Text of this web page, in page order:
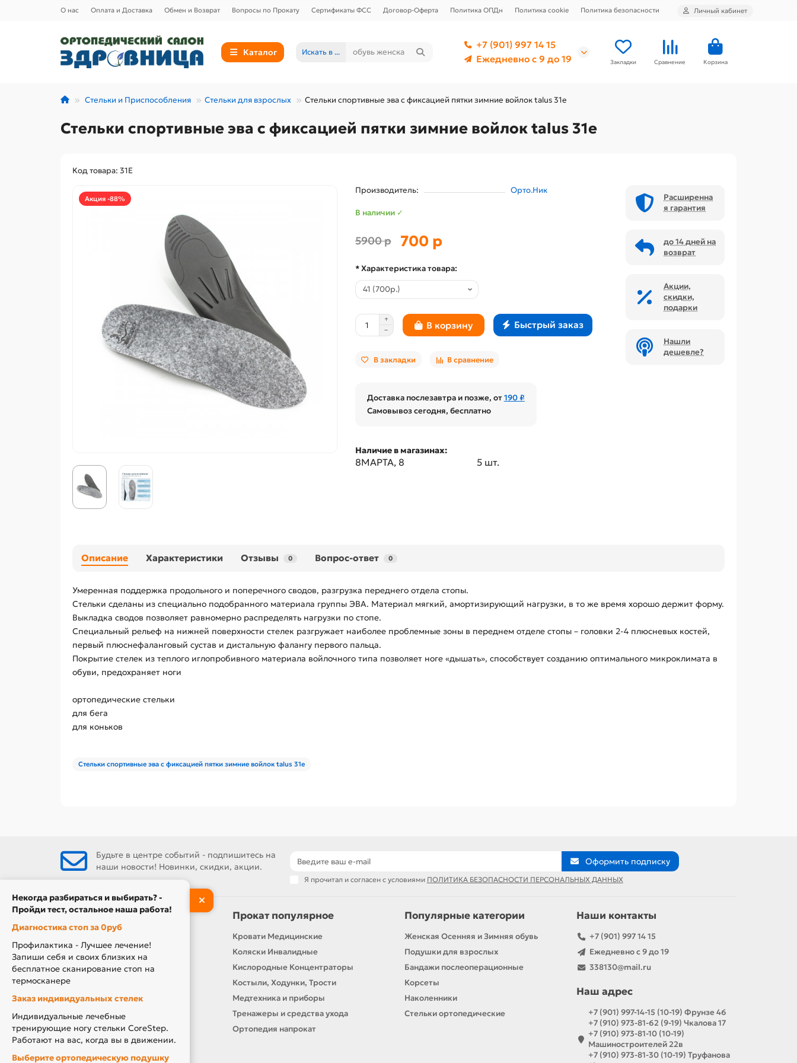
О нас Оплата и Доставка Обмен и Возврат Вопросы по Прокату Сертификаты ФСС Договор-Оферта Политика ОПДн Политика cookie Политика безопасности Личный кабинет
Каталог Искать в ...
+7 (901) 997 14 15
Ежедневно с 9 до 19
Закладки Сравнение Корзина
Стельки и Приспособления Стельки для взрослых Стельки спортивные эва с фиксацией пятки зимние войлок talus 31е
Стельки спортивные эва с фиксацией пятки зимние войлок talus 31е
Код товара: 31Е
Акция -88%
Производитель: Орто.Ник
В наличии ✓
5900 р 700 р
* Характеристика товара:
В корзину Быстрый заказ
В закладки В сравнение
Доставка послезавтра и позже, от190 ₽
Самовывоз сегодня, бесплатно
Наличие в магазинах:
8МАРТА, 8 5 шт.
Расширенна
я гарантия
до 14 дней на
возврат
Акции,
скидки,
подарки
Нашли
дешевле?
Описание Характеристики Отзывы 0 Вопрос-ответ 0
Умеренная поддержка продольного и поперечного сводов, разгрузка переднего отдела стопы.
Стельки сделаны из специально подобранного материала группы ЭВА. Материал мягкий, амортизирующий нагрузки, в то же время хорошо держит форму.
Выкладка сводов позволяет равномерно распределять нагрузки по стопе.
Специальный рельеф на нижней поверхности стелек разгружает наиболее проблемные зоны в переднем отделе стопы – головки 2-4 плюсневых костей,
первый плюснефаланговый сустав и дистальную фалангу первого пальца.
Покрытие стелек из теплого иглопробивного материала войлочного типа позволяет ноге «дышать», способствует созданию оптимального микроклимата в
обуви, предохраняет ноги
ортопедические стельки
для бега
для коньков
Стельки спортивные эва с фиксацией пятки зимние войлок talus 31е
Будьте в центре событий - подпишитесь на
наши новости! Новинки, скидки, акции.
Оформить подписку
Я прочитал и согласен с условиями ПОЛИТИКА БЕЗОПАСНОСТИ ПЕРСОНАЛЬНЫХ ДАННЫХ
Информация
О нас
Производители
Новости
Оплата и доставка
Подарочный сертификат
Товары по Акции
Акция Вторая Жизнь
Акция Скидка за Отзыв
Прокат популярное
Кровати Медицинские
Коляски Инвалидные
Кислородные Концентраторы
Костыли, Ходунки, Трости
Медтехника и приборы
Тренажеры и средства ухода
Ортопедия напрокат
Популярные категории
Женская Осенняя и Зимняя обувь
Подушки для взрослых
Бандажи послеоперационные
Корсеты
Наколенники
Стельки ортопедические
Наши контакты
+7 (901) 997 14 15
Ежедневно с 9 до 19
338130@mail.ru
Наш адрес
+7 (901) 997-14-15 (10-19) Фрунзе 46
+7 (910) 973-81-62 (9-19) Чкалова 17
+7 (910) 973-81-10 (10-19)
Машиностроителей 22в
+7 (910) 973-81-30 (10-19) Труфанова
Некогда разбираться и выбирать? -
Пройди тест, остальное наша работа!
Диагностика стоп за 0руб
Профилактика - Лучшее лечение!
Запиши себя и своих близких на
бесплатное сканирование стоп на
термосканере
Заказ индивидуальных стелек
Индивидуальные лечебные
тренирующие ногу стельки CoreStep.
Работают на вас, когда вы в движении.
Выберите ортопедическую подушку